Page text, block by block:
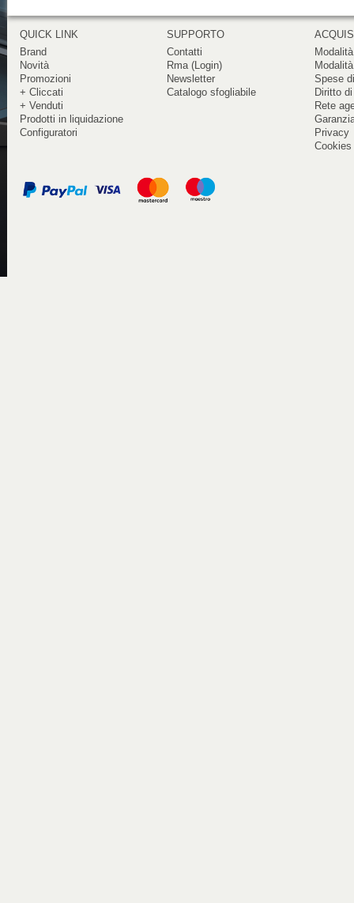
QUICK LINK
Brand
Novità
Promozioni
+ Cliccati
+ Venduti
Prodotti in liquidazione
Configuratori
SUPPORTO
Contatti
Rma (Login)
Newsletter
Catalogo sfogliabile
Spese
Diritto
Rete
Privacy